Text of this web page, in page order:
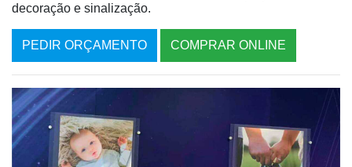
decoração e sinalização.
PEDIR ORÇAMENTO COMPRAR ONLINE